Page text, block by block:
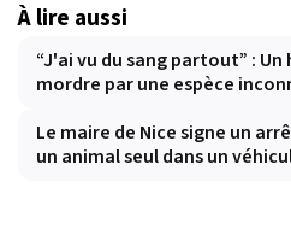
À lire aussi
“J'ai vu du sang partout” :
mordre par une espèce
Le maire de Nice signe un
un animal seul dans un